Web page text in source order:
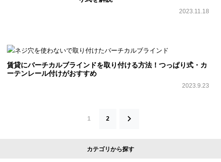
2023.11.18
賃貸にバーチカルブラインドを取り付ける方法！つっぱり式・カ
ーテンレール付けがおすすめ
2023.9.23
1 2
カテゴリから探す